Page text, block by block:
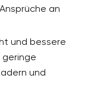
an
und bessere
geringe
und